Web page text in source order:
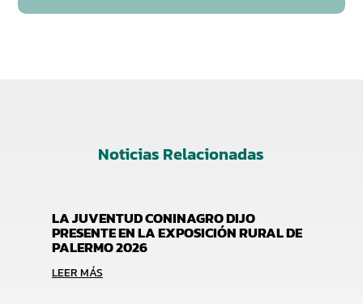
Noticias Relacionadas
LA JUVENTUD CONINAGRO DIJO
PRESENTE EN LA EXPOSICIÓN RURAL DE
PALERMO 2026
LEER MÁS